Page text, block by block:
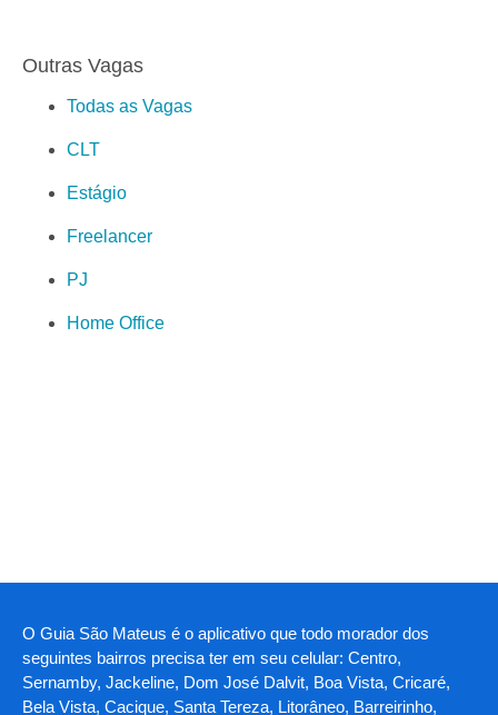
Outras Vagas
Todas as Vagas
CLT
Estágio
Freelancer
PJ
Home Office
O Guia São Mateus é o aplicativo que todo morador dos
seguintes bairros precisa ter em seu celular: Centro,
Sernamby, Jackeline, Dom José Dalvit, Boa Vista, Cricaré,
Bela Vista, Cacique, Santa Tereza, Litorâneo, Barreirinho,